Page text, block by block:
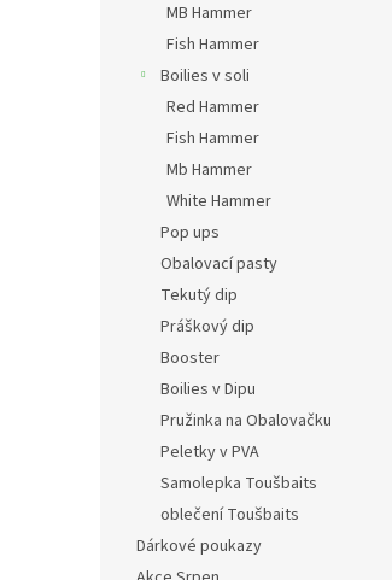
MB Hammer
Fish Hammer
Boilies v soli
Red Hammer
Fish Hammer
Mb Hammer
White Hammer
Pop ups
Obalovací pasty
Tekutý dip
Práškový dip
Booster
Boilies v Dipu
Pružinka na Obalovačku
Peletky v PVA
Samolepka Toušbaits
oblečení Toušbaits
Dárkové poukazy